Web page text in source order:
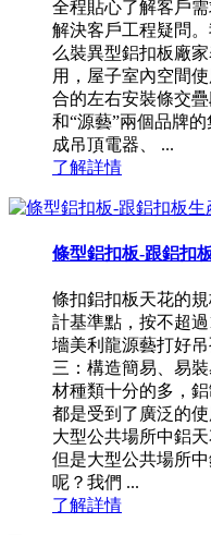
全程貼心了解客戶
解決客戶工程疑問
么裝異型鋁扣板廠
用，屋子室內空間
合的左右安裝條交
和“源藝”兩個品牌
成吊頂電器、 ...
了解詳情
條型鋁扣板-跟鋁扣
條扣鋁扣板天花的
計基準點，按不超
墻美利龍源藝打好
三：構造簡易、易
材種類十分的多，
都是受到了廣泛的
大型公共場所中鋁
但是大型公共場所
呢？我們 ...
了解詳情